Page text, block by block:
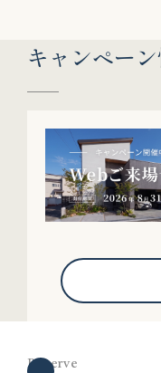
キャンペー
Reserve